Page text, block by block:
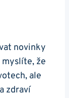
novinky
že
ale
zdraví